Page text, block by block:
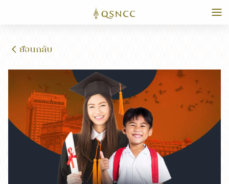
ย้อนกลับ